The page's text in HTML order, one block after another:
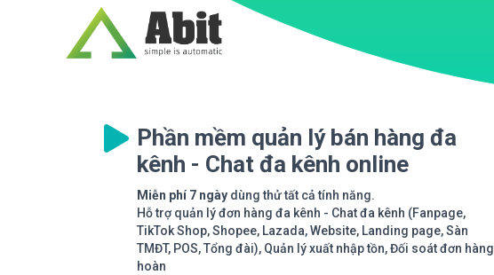
Phần mềm quản lý bán hàng đa
kênh - Chat đa kênh online
Miễn phí 7 ngày dùng thử tất cả tính năng.
Hỗ trợ quản lý đơn hàng đa kênh - Chat đa kênh (Fanpage,
TikTok Shop, Shopee, Lazada, Website, Landing page, Sàn
TMĐT, POS, Tổng đài), Quản lý xuất nhập tồn, Đối soát đơn hàng
hoàn